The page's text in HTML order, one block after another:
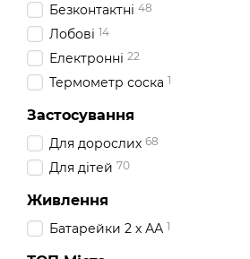
Безконтактні 48
Лобові 14
Електронні 22
Термометр соска 1
Застосування
Для дорослих 68
Для дітей 70
Живлення
Батарейки 2 х АА 1